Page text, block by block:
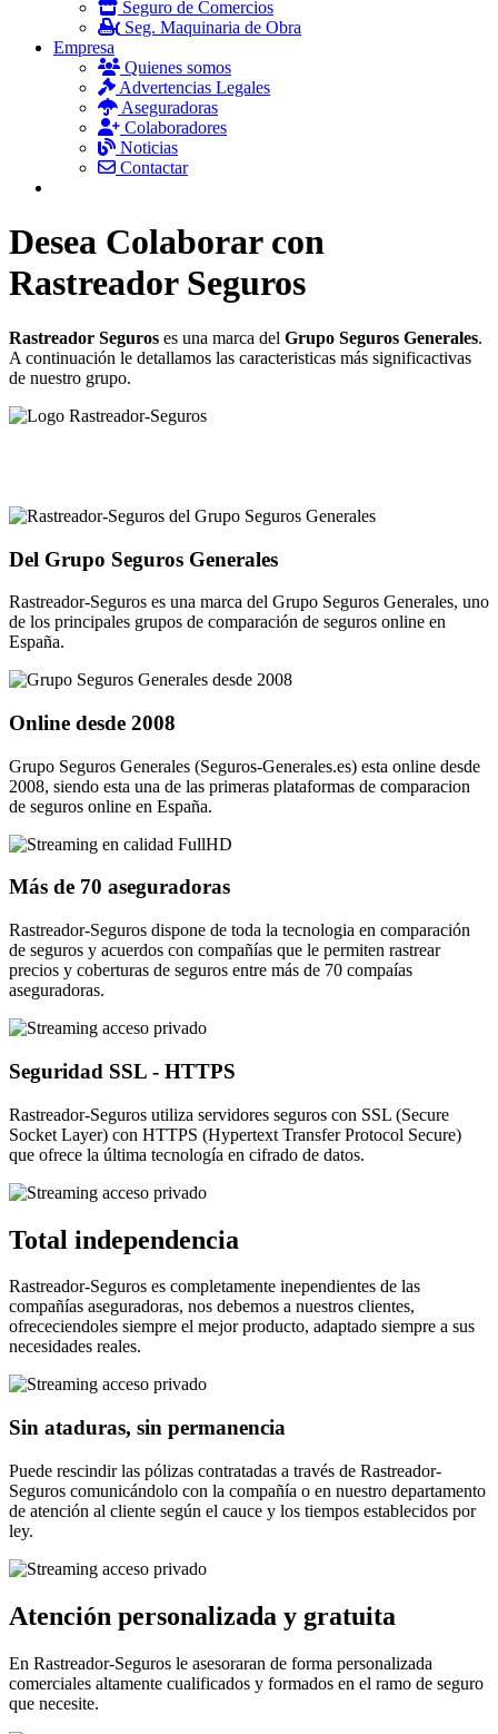
Seguro de Comercios
Seg. Maquinaria de Obra
Empresa
Quienes somos
Advertencias Legales
Aseguradoras
Colaboradores
Noticias
Contactar
Desea Colaborar con
Rastreador Seguros
Rastreador Seguros es una marca del Grupo Seguros Generales.
A continuación le detallamos las caracteristicas más significactivas
de nuestro grupo.
Del Grupo Seguros Generales
Rastreador-Seguros es una marca del Grupo Seguros Generales, uno
de los principales grupos de comparación de seguros online en
España.
Online desde 2008
Grupo Seguros Generales (Seguros-Generales.es) esta online desde
2008, siendo esta una de las primeras plataformas de comparacion
de seguros online en España.
Más de 70 aseguradoras
Rastreador-Seguros dispone de toda la tecnologia en comparación
de seguros y acuerdos con compañías que le permiten rastrear
precios y coberturas de seguros entre más de 70 compaías
aseguradoras.
Seguridad SSL - HTTPS
Rastreador-Seguros utiliza servidores seguros con SSL (Secure
Socket Layer) con HTTPS (Hypertext Transfer Protocol Secure)
que ofrece la última tecnología en cifrado de datos.
Total independencia
Rastreador-Seguros es completamente inependientes de las
compañías aseguradoras, nos debemos a nuestros clientes,
ofrececiendoles siempre el mejor producto, adaptado siempre a sus
necesidades reales.
Sin ataduras, sin permanencia
Puede rescindir las pólizas contratadas a través de Rastreador-
Seguros comunicándolo con la compañía o en nuestro departamento
de atención al cliente según el cauce y los tiempos establecidos por
ley.
Atención personalizada y gratuita
En Rastreador-Seguros le asesoraran de forma personalizada
comerciales altamente cualificados y formados en el ramo de seguro
que necesite.